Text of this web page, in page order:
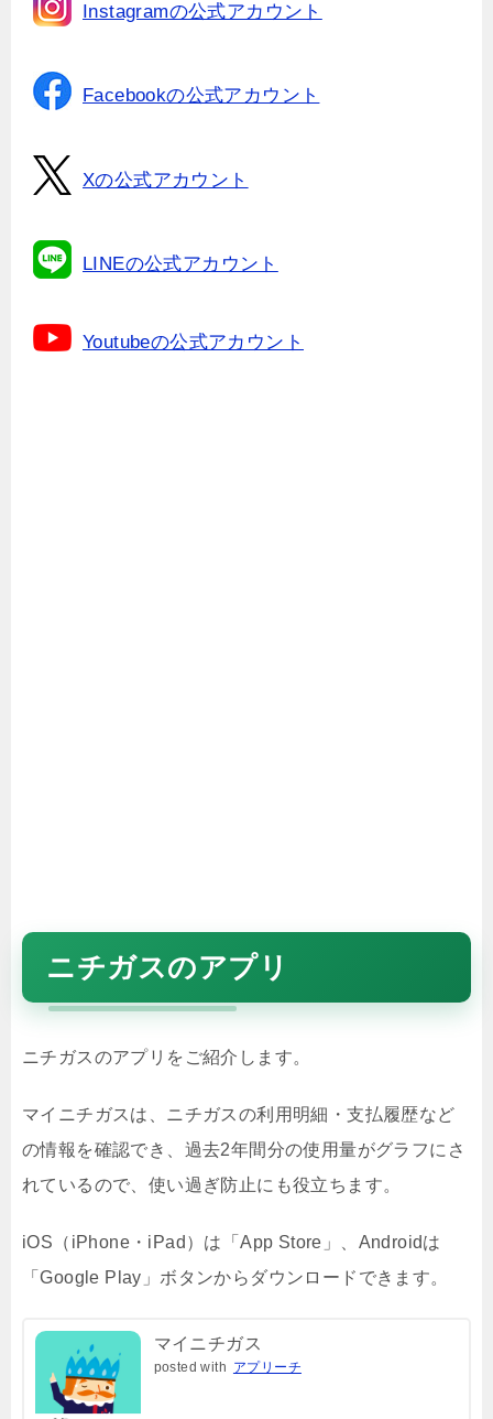
Instagramの公式アカウント
Facebookの公式アカウント
Xの公式アカウント
LINEの公式アカウント
Youtubeの公式アカウント
ニチガスのアプリ
ニチガスのアプリをご紹介します。
マイニチガスは、ニチガスの利用明細・支払履歴など
の情報を確認でき、過去2年間分の使用量がグラフにさ
れているので、使い過ぎ防止にも役立ちます。
iOS（iPhone・iPad）は「App Store」、Androidは
「Google Play」ボタンからダウンロードできます。
マイニチガス
posted with アプリーチ